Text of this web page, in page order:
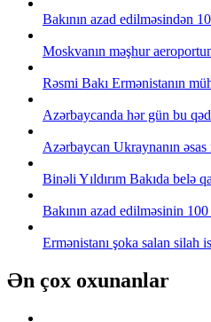
Bakının azad edilməsindən
Moskvanın məşhur
Rəsmi Bakı Ermənistanın
Azərbaycanda hər gün bu
Azərbaycan Ukraynanın əsas
Binəli Yıldırım Bakıda belə
Bakının azad edilməsinin
Ermənistanı şoka salan silah
Ən çox oxunanlar